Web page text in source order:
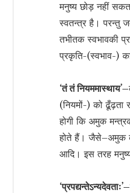
मनुष्य छोड़ नहीं
स्वतन्त्र है। परन्तु
तभीतक स्वभावकी
प्रकृति-(स्वभाव-)
‘तं तं नियममास्थाय’–
(नियमों-) को
होगी कि अमुक
होते हैं। जैसे–अमुक
आदि। इस तरह
‘प्रपद्यन्तेऽन्यदेवताः’–